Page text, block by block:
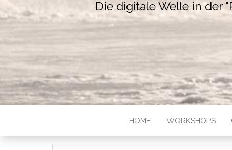
Die digitale Welle in der
HOME WORKSHOPS